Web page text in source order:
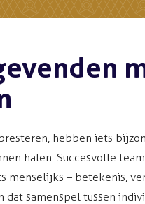
hebben iets
halen. Succesvolle
menselijks – betekenis,
dat samenspel tussen